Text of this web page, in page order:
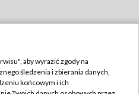
TVP
aby wyrazić zgody na
śledzenia i zbierania danych,
końcowym i ich